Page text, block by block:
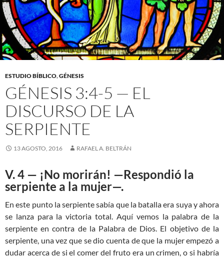
ESTUDIO BÍBLICO,GÉNESIS
GÉNESIS 3:4-5 — EL
DISCURSO DE LA
SERPIENTE
13 AGOSTO, 2016 RAFAEL A. BELTRÁN
V. 4 — ¡No morirán! —Respondió la
serpiente a la mujer—.
En este punto la serpiente sabía que la batalla era suya y ahora
se lanza para la victoria total. Aquí vemos la palabra de la
serpiente en contra de la Palabra de Dios. El objetivo de la
serpiente, una vez que se dio cuenta de que la mujer empezó a
dudar acerca de si el comer del fruto era un crimen, o si habría